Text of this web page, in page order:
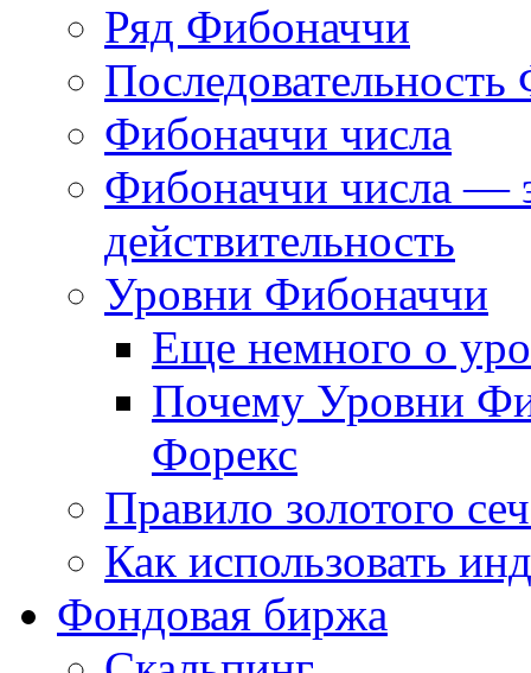
Ряд Фибоначчи
Фибоначчи числа
Фибоначчи числа —
действительность
Уровни Фибоначчи
Еще немного о
Почему Уровни
Форекс
Правило золотого
Как использовать
Фондовая биржа